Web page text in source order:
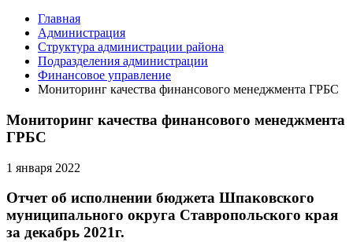
Главная
Администрация
Структура администрации района
Подразделения администрации
Финансовое управление
Мониторинг качества финансового менеджмента ГРБС
Мониторинг качества финансового менеджмента
ГРБС
1 января 2022
Отчет об исполнении бюджета Шпаковского
муниципального округа Ставропольского края
за декабрь 2021г.